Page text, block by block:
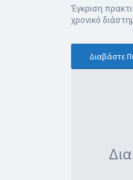
Έγκριση
χρονικό
Διαβάστε